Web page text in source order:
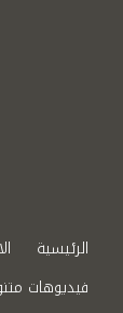
الرئيسية
فيديوهات